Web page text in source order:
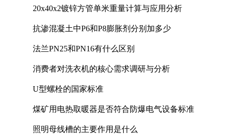
20x40x2镀锌方管单米重量计算与应用分析
抗渗混凝土中P6和P8膨胀剂分别加多少
法兰PN25和PN16有什么区别
消费者对洗衣机的核心需求调研与分析
U型螺栓的国家标准
煤矿用电热取暖器是否符合防爆电气设备标准
照明母线槽的主要作用是什么